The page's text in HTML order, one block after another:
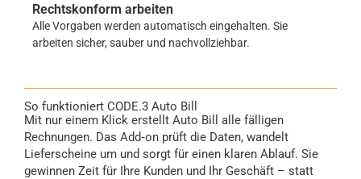
Rechtskonform arbeiten
Alle Vorgaben werden automatisch eingehalten. Sie
arbeiten sicher, sauber und nachvollziehbar.
So funktioniert CODE.3 Auto Bill
Mit nur einem Klick erstellt Auto Bill alle fälligen
Rechnungen. Das Add‑on prüft die Daten, wandelt
Lieferscheine um und sorgt für einen klaren Ablauf. Sie
gewinnen Zeit für Ihre Kunden und Ihr Geschäft – statt